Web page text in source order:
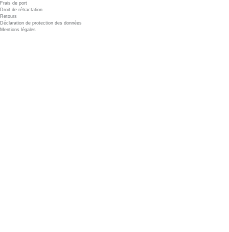
Frais de port
Droit de rétractation
Retours
Déclaration de protection des données
Mentions légales